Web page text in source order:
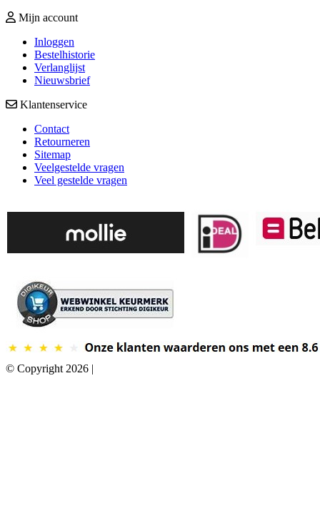
Mijn account
Inloggen
Bestelhistorie
Verlanglijst
Nieuwsbrief
Klantenservice
Contact
Retourneren
Sitemap
Veelgestelde vragen
Veel gestelde vragen
© Copyright 2026 |